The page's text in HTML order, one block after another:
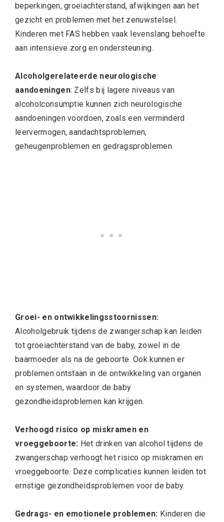
beperkingen, groeiachterstand, afwijkingen aan het
gezicht en problemen met het zenuwstelsel.
Kinderen met FAS hebben vaak levenslang behoefte
aan intensieve zorg en ondersteuning.
Alcoholgerelateerde neurologische
aandoeningen: Zelfs bij lagere niveaus van
alcoholconsumptie kunnen zich neurologische
aandoeningen voordoen, zoals een verminderd
leervermogen, aandachtsproblemen,
geheugenproblemen en gedragsproblemen.
Groei- en ontwikkelingsstoornissen:
Alcoholgebruik tijdens de zwangerschap kan leiden
tot groeiachterstand van de baby, zowel in de
baarmoeder als na de geboorte. Ook kunnen er
problemen ontstaan in de ontwikkeling van organen
en systemen, waardoor de baby
gezondheidsproblemen kan krijgen.
Verhoogd risico op miskramen en
vroeggeboorte: Het drinken van alcohol tijdens de
zwangerschap verhoogt het risico op miskramen en
vroeggeboorte. Deze complicaties kunnen leiden tot
ernstige gezondheidsproblemen voor de baby.
Gedrags- en emotionele problemen: Kinderen die